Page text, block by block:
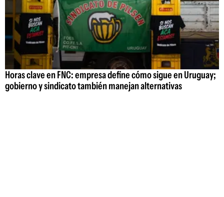
Horas clave en FNC: empresa define cómo sigue en Uruguay;
gobierno y sindicato también manejan alternativas